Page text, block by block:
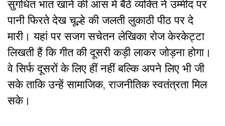
सुगंधित भात खाने की आस में बैठे व्यक्ति ने उम्मीद पर
पानी फिरते देख चूल्हे की जलती लुकाठी पीठ पर दे
मारी। यहां पर सजग सचेतन लेखिका रोज केरकेट्टा
लिखती हैं कि गीत की दूसरी कड़ी लाकर जोड़ना होगा।
वे सिर्फ दूसरों के लिए हीं नहीं बल्कि अपने लिए भी जी
सके ताकि उन्हें सामाजिक, राजनीतिक स्वतंत्रता मिल
सके।